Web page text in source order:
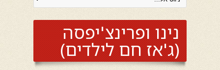
נינו ופרינצ'יפסה
(ג'אז חם לילדים)